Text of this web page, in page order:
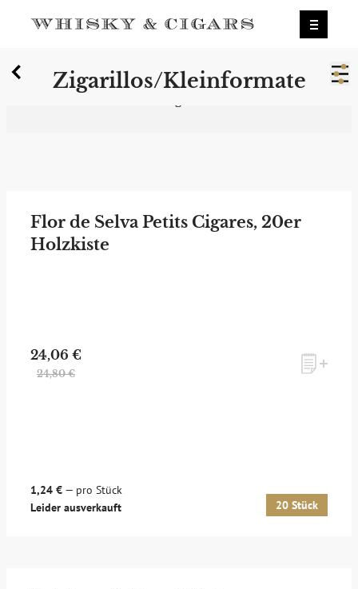
X
Wir wurden zum besten Whiskyshop
Zigarillos/Kleinformate
Flor de Selva Petits Cigares, 20er
Holzkiste
24,80 €
24,06 €
1,24 € — pro Stück
Leider ausverkauft
20 Stück